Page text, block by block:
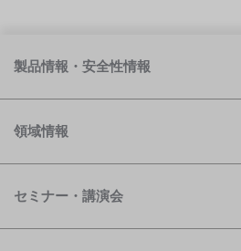
製品情報・安全性情報
領域情報
セミナー・講演会